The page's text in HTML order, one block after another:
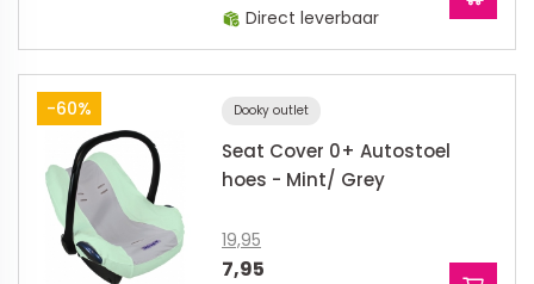
Direct leverbaar
-60% Dooky outlet
Seat Cover 0+ Autostoel
hoes - Mint/ Grey
19,95
7,95